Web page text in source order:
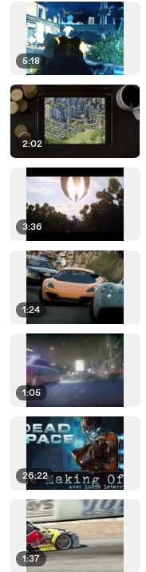
5:18
2:02
3:36
1:24
1:05
26:22
1:37